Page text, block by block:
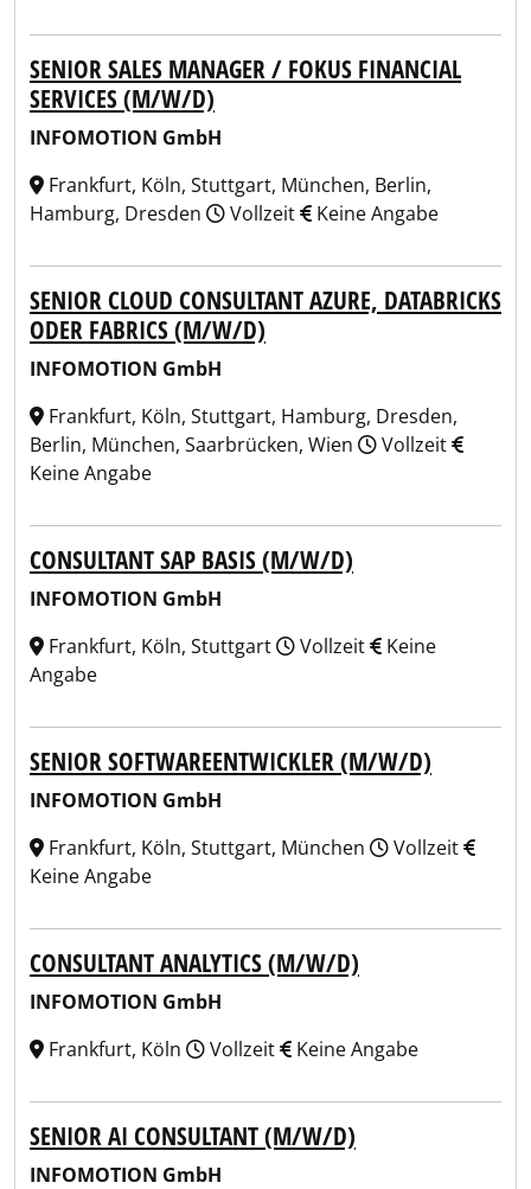
SENIOR SALES MANAGER / FOKUS FINANCIAL
SERVICES (M/W/D)
INFOMOTION GmbH
Frankfurt, Köln, Stuttgart, München, Berlin,
Hamburg, Dresden
Vollzeit Keine Angabe
SENIOR CLOUD CONSULTANT AZURE, DATABRICKS
ODER FABRICS (M/W/D)
INFOMOTION GmbH
Frankfurt, Köln, Stuttgart, Hamburg, Dresden,
Berlin, München, Saarbrücken, Wien
Vollzeit
Keine Angabe
CONSULTANT SAP BASIS (M/W/D)
INFOMOTION GmbH
Frankfurt, Köln, Stuttgart
Vollzeit
Keine
Angabe
SENIOR SOFTWAREENTWICKLER (M/W/D)
INFOMOTION GmbH
Frankfurt, Köln, Stuttgart, München
Vollzeit
Keine Angabe
CONSULTANT ANALYTICS (M/W/D)
INFOMOTION GmbH
Frankfurt, Köln
Vollzeit Keine Angabe
SENIOR AI CONSULTANT (M/W/D)
INFOMOTION GmbH